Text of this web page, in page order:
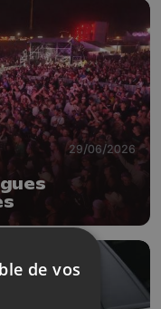
29/06/2026
de vos